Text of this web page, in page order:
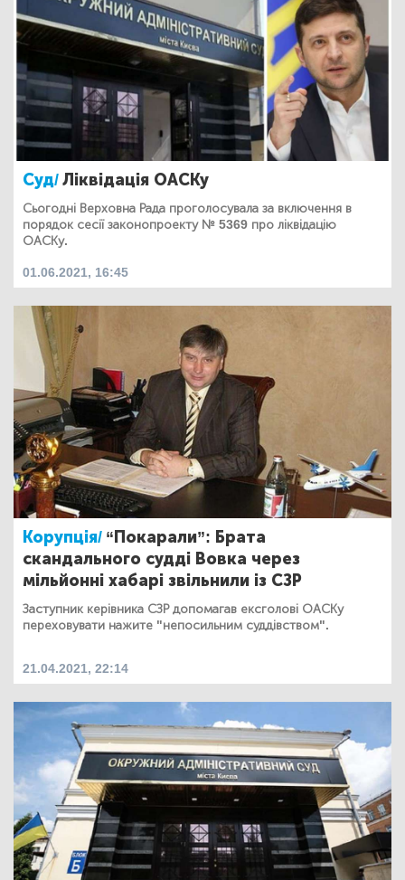
Суд/Ліквідація ОАСКу
Сьогодні Верховна Рада проголосувала за включення в
порядок сесії законопроекту № 5369 про ліквідацію
ОАСКу.
01.06.2021, 16:45
Корупція/ “Покарали”: Брата
скандального судді Вовка через
мільйонні хабарі звільнили із СЗР
Заступник керівника СЗР допомагав ексголові ОАСКу
переховувати нажите "непосильним суддівством".
21.04.2021, 22:14